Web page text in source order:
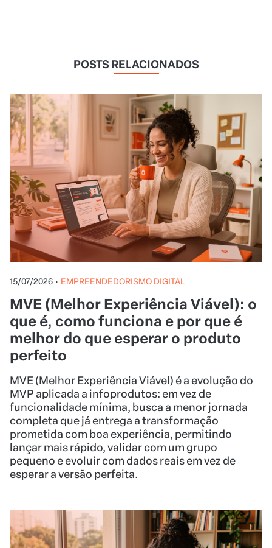
POSTS RELACIONADOS
15/07/2026 • EMPREENDEDORISMO DIGITAL
MVE (Melhor Experiência Viável): o
que é, como funciona e por que é
melhor do que esperar o produto
perfeito
MVE (Melhor Experiência Viável) é a evolução do
MVP aplicada a infoprodutos: em vez de
funcionalidade mínima, busca a menor jornada
completa que já entrega a transformação
prometida com boa experiência, permitindo
lançar mais rápido, validar com um grupo
pequeno e evoluir com dados reais em vez de
esperar a versão perfeita.